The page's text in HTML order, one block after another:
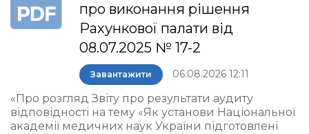
про виконання рішення
Рахункової палати від
08.07.2025 № 17-2
Завантажити 06.08.2026 12:11
«Про розгляд Звіту про результати аудиту
відповідності на тему «Як установи Національної
академії медичних наук України підготовлені